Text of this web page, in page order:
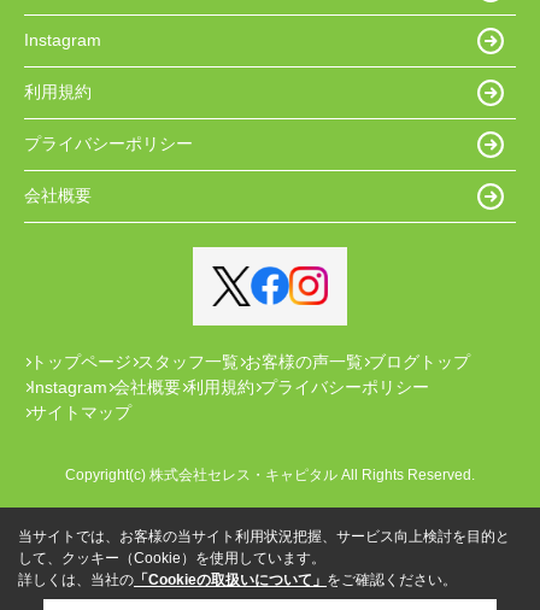
Instagram
利用規約
プライバシーポリシー
会社概要
トップページ スタッフ一覧 お客様の声一覧 ブログトップ
Instagram 会社概要 利用規約 プライバシーポリシー
サイトマップ
Copyright(c) 株式会社セレス・キャピタル All Rights Reserved.
当サイトでは、お客様の当サイト利用状況把握、サービス向上検討を目的と
して、クッキー（Cookie）を使用しています。
詳しくは、当社の 「Cookieの取扱いについて」 をご確認ください。